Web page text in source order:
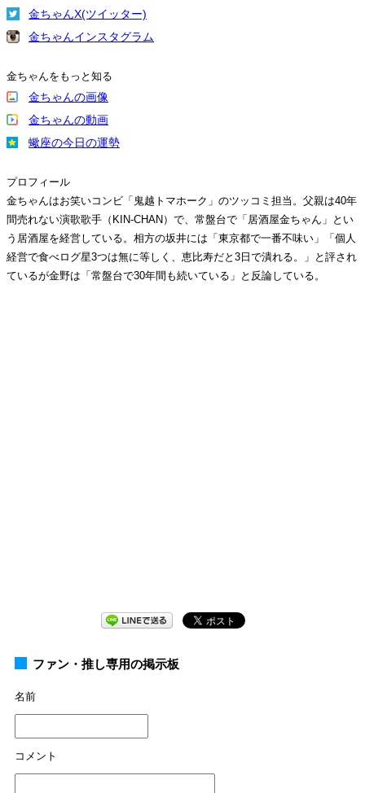
金ちゃんX(ツイッター)
金ちゃんインスタグラム
金ちゃんをもっと知る
金ちゃんの画像
金ちゃんの動画
蠍座の今日の運勢
プロフィール
金ちゃんはお笑いコンビ「鬼越トマホーク」のツッコミ担当。父親は40年
間売れない演歌歌手（KIN-CHAN）で、常盤台で「居酒屋金ちゃん」とい
う居酒屋を経営している。相方の坂井には「東京都で一番不味い」「個人
経営で食べログ星3つは無に等しく、恵比寿だと3日で潰れる。」と評され
ているが金野は「常盤台で30年間も続いている」と反論している。
ファン・推し専用の掲示板
名前
コメント